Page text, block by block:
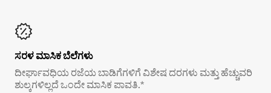
ಸರಳ ಮಾಸಿಕ ಬೆಲೆಗಳು
ದೀರ್ಘಾವಧಿಯ ರಜೆಯ ಬಾಡಿಗೆಗಳಿಗೆ ವಿಶೇಷ ದರಗಳು ಮತ್ತು ಹೆಚ್ಚುವರಿ
ಶುಲ್ಕಗಳಿಲ್ಲದೆ ಒಂದೇ ಮಾಸಿಕ ಪಾವತಿ.*